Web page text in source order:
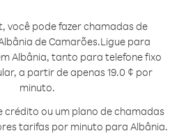
você pode fazer chamadas de
de Camarões.Ligue para
Albânia, tanto para telefone fixo
a partir de apenas 19.0 ¢ por
minuto.
crédito ou um plano de chamadas
tarifas por minuto para Albânia.